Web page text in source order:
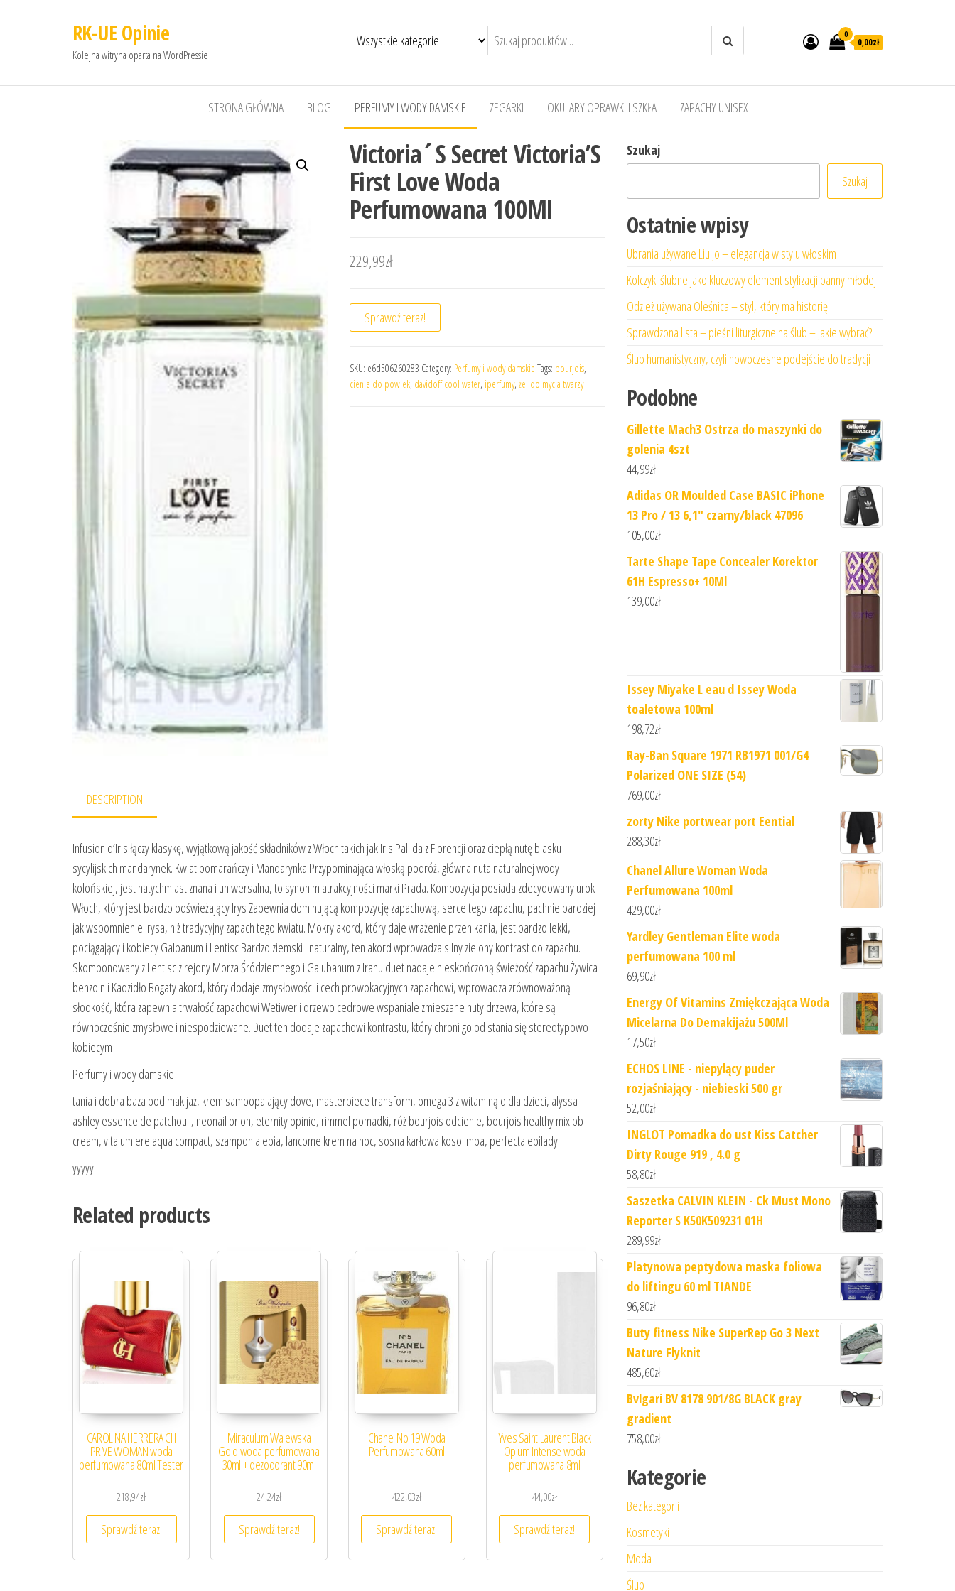
RK-UE Opinie
Kolejna witryna oparta na WordPressie
0
0,00zł
STRONA GŁÓWNA BLOG PERFUMY I WODY DAMSKIE ZEGARKI OKULARY OPRAWKI I SZKŁA ZAPACHY UNISEX
Victoria´S Secret Victoria’S
First Love Woda
Perfumowana 100Ml
229,99zł
Sprawdź teraz!
SKU: e6d506260283 Category: Perfumy i wody damskie Tags: bourjois,
cienie do powiek, davidoff cool water, iperfumy, żel do mycia twarzy
DESCRIPTION
Infusion d’Iris łączy klasykę, wyjątkową jakość składników z Włoch takich jak Iris Pallida z Florencji oraz ciepłą nutę blasku
sycylijskich mandarynek. Kwiat pomarańczy i Mandarynka Przypominająca włoską podróż, główna nuta naturalnej wody
kolońskiej, jest natychmiast znana i uniwersalna, to synonim atrakcyjności marki Prada. Kompozycja posiada zdecydowany urok
Włoch, który jest bardzo odświeżający Irys Zapewnia dominującą kompozycję zapachową, serce tego zapachu, pachnie bardziej
jak wspomnienie irysa, niż tradycyjny zapach tego kwiatu. Mokry akord, który daje wrażenie przenikania, jest bardzo lekki,
pociągający i kobiecy Galbanum i Lentisc Bardzo ziemski i naturalny, ten akord wprowadza silny zielony kontrast do zapachu.
Skomponowany z Lentisc z rejony Morza Śródziemnego i Galubanum z Iranu duet nadaje nieskończoną świeżość zapachu Żywica
benzoin i Kadzidło Bogaty akord, który dodaje zmysłowości i cech prowokacyjnych zapachowi, wprowadza zrównoważoną
słodkość, która zapewnia trwałość zapachowi Wetiwer i drzewo cedrowe wspaniale zmieszane nuty drzewa, które są
równocześnie zmysłowe i niespodziewane. Duet ten dodaje zapachowi kontrastu, który chroni go od stania się stereotypowo
kobiecym
Perfumy i wody damskie
tania i dobra baza pod makijaż, krem samoopalający dove, masterpiece transform, omega 3 z witaminą d dla dzieci, alyssa
ashley essence de patchouli, neonail orion, eternity opinie, rimmel pomadki, róż bourjois odcienie, bourjois healthy mix bb
cream, vitalumiere aqua compact, szampon alepia, lancome krem na noc, sosna karłowa kosolimba, perfecta epilady
yyyyy
Related products
CAROLINA HERRERA CH
PRIVE WOMAN woda
perfumowana 80ml Tester
218,94zł
Sprawdź teraz!
Miraculum Walewska
Gold woda perfumowana
30ml + dezodorant 90ml
24,24zł
Sprawdź teraz!
Chanel No 19 Woda
Perfumowana 60ml
422,03zł
Sprawdź teraz!
Yves Saint Laurent Black
Opium Intense woda
perfumowana 8ml
44,00zł
Sprawdź teraz!
Szukaj
Szukaj
Ostatnie wpisy
Ubrania używane Liu Jo – elegancja w stylu włoskim
Kolczyki ślubne jako kluczowy element stylizacji panny młodej
Odzież używana Oleśnica – styl, który ma historię
Sprawdzona lista – pieśni liturgiczne na ślub – jakie wybrać?
Ślub humanistyczny, czyli nowoczesne podejście do tradycji
Podobne
Gillette Mach3 Ostrza do maszynki do
golenia 4szt
44,99zł
Adidas OR Moulded Case BASIC iPhone
13 Pro / 13 6,1" czarny/black 47096
105,00zł
Tarte Shape Tape Concealer Korektor
61H Espresso+ 10Ml
139,00zł
Issey Miyake L eau d Issey Woda
toaletowa 100ml
198,72zł
Ray-Ban Square 1971 RB1971 001/G4
Polarized ONE SIZE (54)
769,00zł
zorty Nike portwear port Eential
288,30zł
Chanel Allure Woman Woda
Perfumowana 100ml
429,00zł
Yardley Gentleman Elite woda
perfumowana 100 ml
69,90zł
Energy Of Vitamins Zmiękczająca Woda
Micelarna Do Demakijażu 500Ml
17,50zł
ECHOS LINE - niepylący puder
rozjaśniający - niebieski 500 gr
52,00zł
INGLOT Pomadka do ust Kiss Catcher
Dirty Rouge 919 , 4.0 g
58,80zł
Saszetka CALVIN KLEIN - Ck Must Mono
Reporter S K50K509231 01H
289,99zł
Platynowa peptydowa maska foliowa
do liftingu 60 ml TIANDE
96,80zł
Buty fitness Nike SuperRep Go 3 Next
Nature Flyknit
485,60zł
Bvlgari BV 8178 901/8G BLACK gray
gradient
758,00zł
Kategorie
Bez kategorii
Kosmetyki
Moda
Ślub